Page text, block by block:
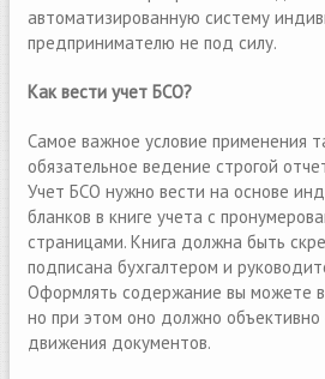
автоматизированную систему
предпринимателю не под силу.
Как вести учет БСО?
Самое важное условие применения
обязательное ведение строгой
Учет БСО нужно вести на основе
бланков в книге учета с
страницами. Книга должна быть
подписана бухгалтером и
Оформлять содержание вы можете
но при этом оно должно объективно
движения документов.